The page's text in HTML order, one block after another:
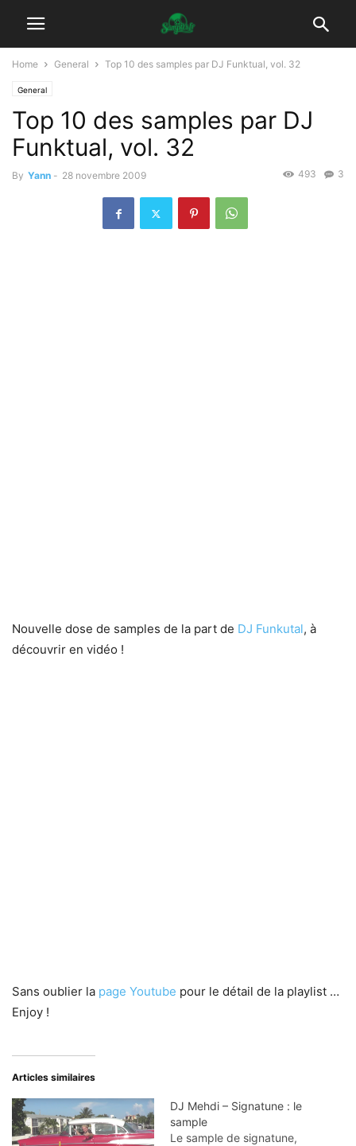
Home General Top 10 des samples par DJ Funktual, vol. 32
General
Top 10 des samples par DJ
Funktual, vol. 32
By Yann - 28 novembre 2009 3
493
Nouvelle dose de samples de la part de DJ Funkutal, à
découvrir en vidéo !
Sans oublier la page Youtube pour le détail de la playlist …
Enjoy !
Articles similaires
DJ Mehdi – Signatune : le
sample
Le sample de signatune,